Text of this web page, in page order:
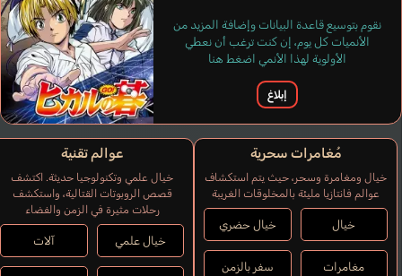
Snow Derick
إنجليزي
Gutiérrez Eduardo
إسباني
Momoshiro
Takeshi
Onosaka Masaya
نقوم بتوسيع قاعدة البيانات وإضافة المزيد من
الأنميات كل يوم، إن كنت ترغب أن نعطي
الأولوية لهذا الأنمي اضغط هنا
إبلاغ
مُغامرات سحرية
خيال ومغامرة وسحر، حيث يتم استكشاف
عوالم فانتازيا مليئة بالمخلوقات الغريبة
خيال خيال حضري
مغامرات سفر بالزمن
عوالم تقنية
خيال علمي وتكنولوجيا حديثة. اكتشف
قصص الروبوتات القتالية، واستكشف
رحلات مثيرة في الزمن والفضاء
خيال علمي آلات